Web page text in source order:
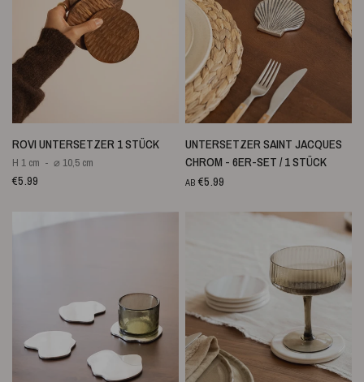
SCHNELLANSICHT
ROVI UNTERSETZER 1 STÜCK
H 1 cm ⌀ 10,5 cm
€5.99
SCHNELLANSICHT
UNTERSETZER SAINT JACQUES
CHROM - 6ER-SET / 1 STÜCK
AB €5.99